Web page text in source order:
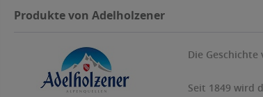
Produkte von Adelholzener
Die
Seit 1849 wird